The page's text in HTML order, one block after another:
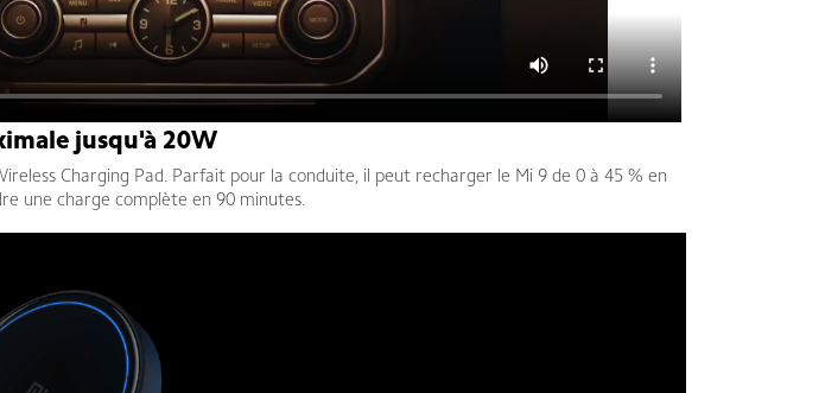
jusqu'à 20W
Charging Pad. Parfait pour la conduite, il peut recharger le Mi 9 de 0 à 45 % en
une charge complète en 90 minutes.